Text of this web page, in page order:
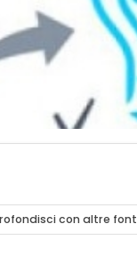
con altre